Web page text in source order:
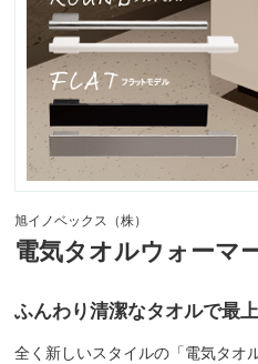
旭イノベックス（株）
電気タオルウォー
ふんわり清潔なタオルで最
全く新しいスタイルの「電気タオ